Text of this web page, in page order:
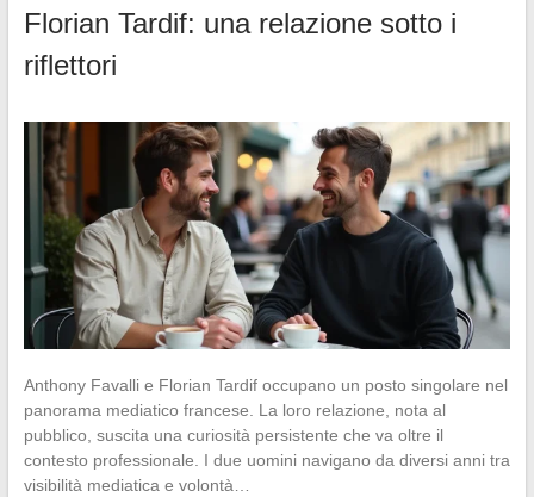
Florian Tardif: una relazione sotto i
riflettori
Anthony Favalli e Florian Tardif occupano un posto singolare nel
panorama mediatico francese. La loro relazione, nota al
pubblico, suscita una curiosità persistente che va oltre il
contesto professionale. I due uomini navigano da diversi anni tra
visibilità mediatica e volontà…